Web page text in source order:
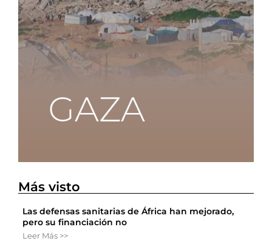
Más visto
Las defensas sanitarias de África han mejorado,
pero su financiación no
Leer Más >>